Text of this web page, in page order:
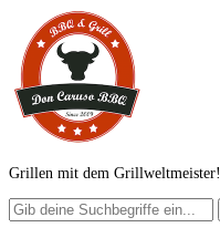
Grillen mit dem Grillweltmeister!